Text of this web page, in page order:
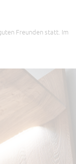
Freunden statt. Im